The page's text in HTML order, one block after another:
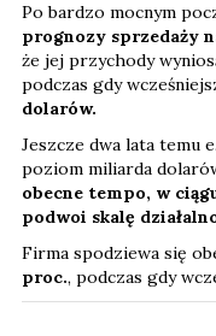
Po bardzo mocnym
prognozy sprzedaży
że jej przychody
podczas gdy
dolarów.
Jeszcze dwa lata temu
poziom miliarda
obecne tempo, w
podwoi skalę
Firma spodziewa się
proc., podczas gdy